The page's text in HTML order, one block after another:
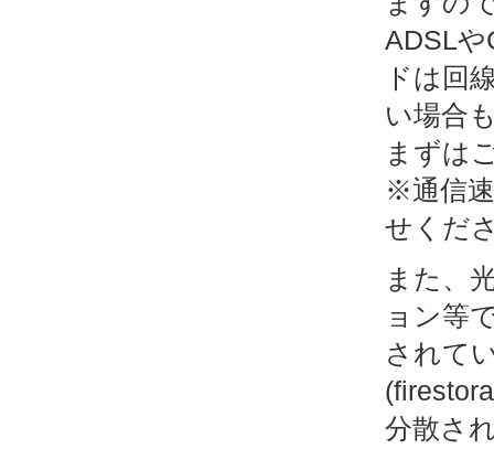
ADSL
ドは回
い場合
まずは
※通信
せくだ
また、
ョン等
されて
分散さ